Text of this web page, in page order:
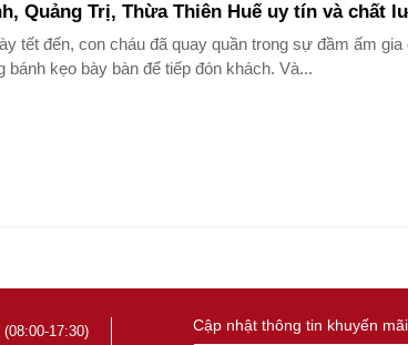
Quảng Trị, Thừa Thiên Huế uy tín và chất
tết đến, con cháu đã quay quần trong sự đầm ấm
kẹo bày bàn để tiếp đón khách. Và...
17:30) Cập nhật thông tin khuyến mãi